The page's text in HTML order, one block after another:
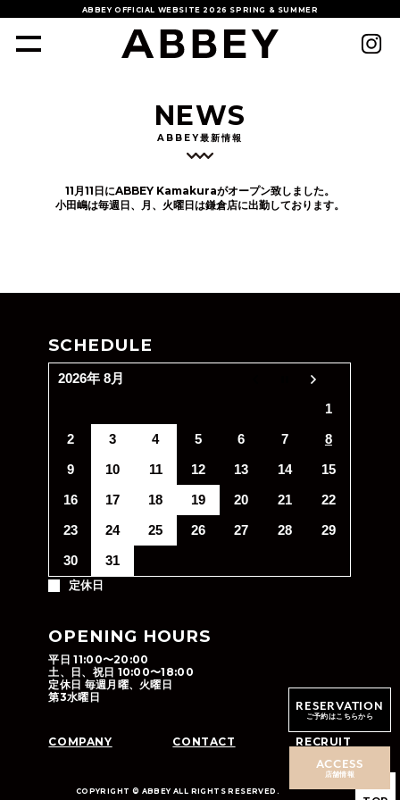
ABBEY OFFICIAL WEBSITE 2026 SPRING & SUMMER
RESERVATION
ご予約はこちらから
ACCESS
店舗情報
NEWS
ABBEY最新情報
11月11日にABBEY Kamakuraがオープン致しました。
小田嶋は毎週日、月、火曜日は鎌倉店に出勤しております。
SCHEDULE
2026年 8月
1
2
3 4 5 6 7
8
9
10 11 12 13 14
15
16
17 18 19 20 21
22
23
24 25 26 27 28
29
30
31
定休日
OPENING HOURS
平日 11:00〜20:00
土、日、祝日 10:00〜18:00
定休日 毎週月曜、火曜日
第3水曜日
COMPANY CONTACT RECRUIT
COPYRIGHT © ABBEY ALL RIGHTS RESERVED.